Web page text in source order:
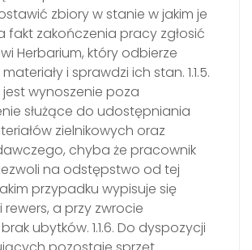
zbiory w stanie w jakim je
fakt zakończenia pracy zgłosić
Herbarium, który odbierze
i sprawdzi ich stan. 1.1.5.
wynoszenie poza
służące do udostępniania
zielnikowych oraz
chyba że pracownik
na odstępstwo od tej
przypadku wypisuje się
a przy zwrocie
ubytków. 1.1.6. Do dyspozycji